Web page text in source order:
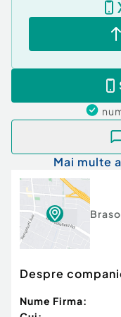
Bloc
Mai multe
Despre
Nume Firma: